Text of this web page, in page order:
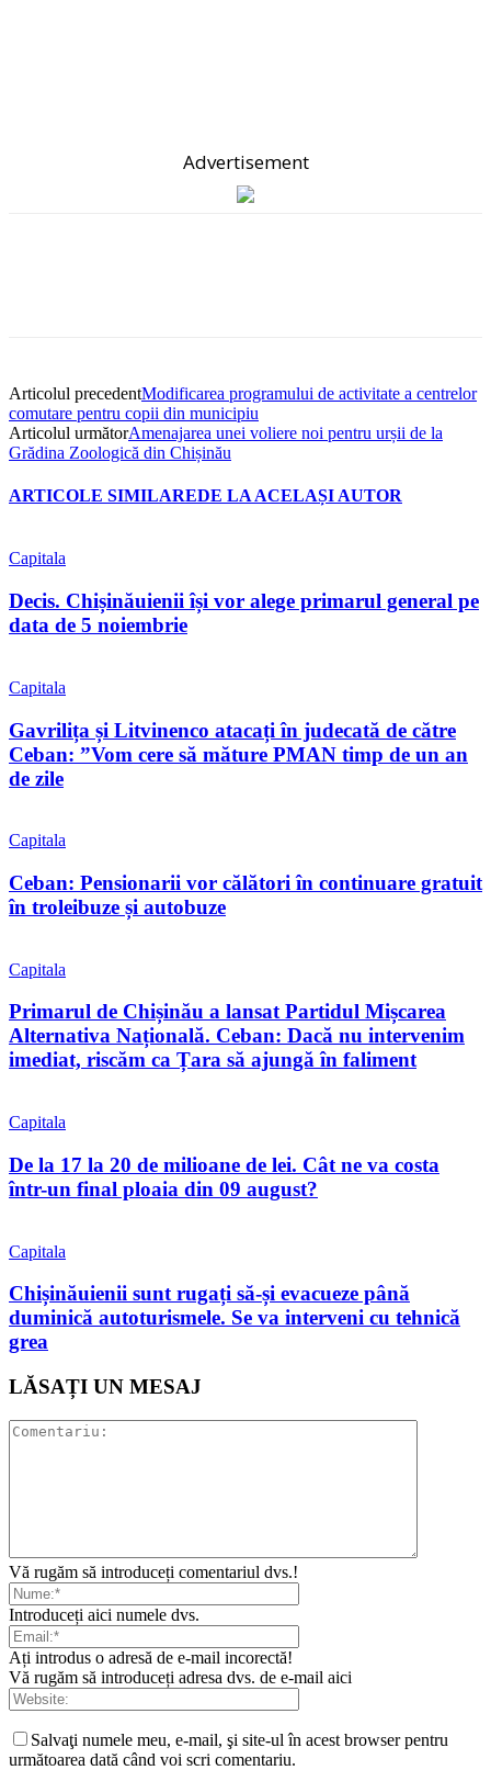
Advertisement
Articolul precedentModificarea programului de activitate a centrelor
comutare pentru copii din municipiu
Articolul următorAmenajarea unei voliere noi pentru urșii de la
Grădina Zoologică din Chișinău
ARTICOLE SIMILAREDE LA ACELAȘI AUTOR
Capitala
Decis. Chișinăuienii își vor alege primarul general pe
data de 5 noiembrie
Capitala
Gavrilița și Litvinenco atacați în judecată de către
Ceban: ”Vom cere să măture PMAN timp de un an
de zile
Capitala
Ceban: Pensionarii vor călători în continuare gratuit
în troleibuze și autobuze
Capitala
Primarul de Chișinău a lansat Partidul Mișcarea
Alternativa Națională. Ceban: Dacă nu intervenim
imediat, riscăm ca Țara să ajungă în faliment
Capitala
De la 17 la 20 de milioane de lei. Cât ne va costa
într-un final ploaia din 09 august?
Capitala
Chișinăuienii sunt rugați să-și evacueze până
duminică autoturismele. Se va interveni cu tehnică
grea
LĂSAȚI UN MESAJ
Vă rugăm să introduceți comentariul dvs.!
Introduceți aici numele dvs.
Ați introdus o adresă de e-mail incorectă!
Vă rugăm să introduceți adresa dvs. de e-mail aici
Salvaţi numele meu, e-mail, şi site-ul în acest browser pentru
următoarea dată când voi scri comentariu.